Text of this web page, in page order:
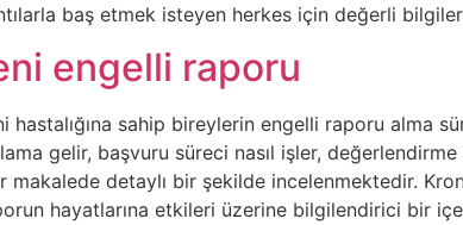
baş etmek isteyen herkes için değerli
engelli raporu
hastalığına sahip bireylerin engelli raporu alma
gelir, başvuru süreci nasıl işler,
makalede detaylı bir şekilde incelenmektedir.
hayatlarına etkileri üzerine bilgilendirici bir